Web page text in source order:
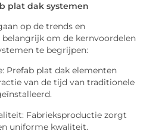
plat dak systemen
op de trends en
om de kernvoordelen
te begrijpen:
Prefab plat dak elementen
van de tijd van traditionele
Fabrieksproductie zorgt
uniforme kwaliteit.